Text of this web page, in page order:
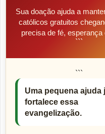
Sua doação ajuda a
católicos gratuitos
precisa de fé, esperança
```
```
Uma pequena ajuda
fortalece essa
evangelização.